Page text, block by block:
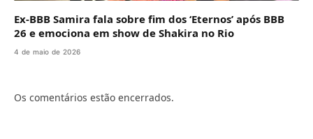
Ex-BBB Samira fala sobre fim dos ‘Eternos’ após BBB
26 e emociona em show de Shakira no Rio
4 de maio de 2026
Os comentários estão encerrados.